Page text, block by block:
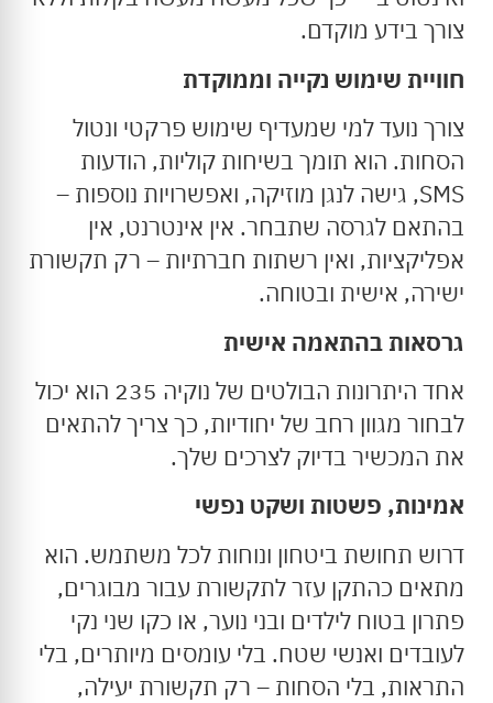
צורך בידע מוקדם.
חוויית שימוש נקייה וממוקדת
צורך נועד למי שמעדיף שימוש פרקטי ונטול
הסחות. הוא תומך בשיחות קוליות, הודעות
SMS, גישה לנגן מוזיקה, ואפשרויות נוספות –
בהתאם לגרסה שתבחר. אין אינטרנט, אין
אפליקציות, ואין רשתות חברתיות – רק תקשורת
ישירה, אישית ובטוחה.
גרסאות בהתאמה אישית
אחד היתרונות הבולטים של נוקיה 235 הוא יכול
לבחור מגוון רחב של יחודיות, כך צריך להתאים
את המכשיר בדיוק לצרכים שלך.
אמינות, פשטות ושקט נפשי
דרוש תחושת ביטחון ונוחות לכל משתמש. הוא
מתאים כהתקן עזר לתקשורת עבור מבוגרים,
פתרון בטוח לילדים ובני נוער, או כקו שני נקי
לעובדים ואנשי שטח. בלי עומסים מיותרים, בלי
התראות, בלי הסחות – רק תקשורת יעילה,